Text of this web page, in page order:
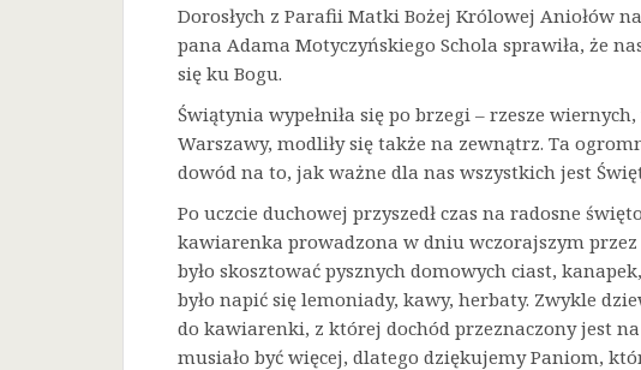
Dorosłych z Parafii Matki Bożej Królowej Aniołów
pana Adama Motyczyńskiego Schola sprawiła, że
się ku Bogu.
Świątynia wypełniła się po brzegi – rzesze
Warszawy, modliły się także na zewnątrz. Ta
dowód na to, jak ważne dla nas wszystkich jest
Po uczcie duchowej przyszedł czas na radosne
kawiarenka prowadzona w dniu wczorajszym
było skosztować pysznych domowych ciast,
było napić się lemoniady, kawy, herbaty. Zwykle
do kawiarenki, z której dochód przeznaczony jest
musiało być więcej, dlatego dziękujemy Paniom,